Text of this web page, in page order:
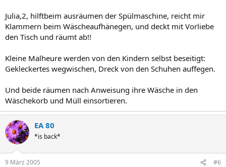
Julia,2, hilftbeim ausräumen der Spülmaschine, reicht mir
Klammern beim Wäscheaufhänegen, und deckt mit Vorliebe
den Tisch und räumt ab!!
Kleine Malheure werden von den Kindern selbst beseitigt:
Gekleckertes wegwischen, Dreck von den Schuhen auffegen.
Und beide räumen nach Anweisung ihre Wäsche in den
Wäschekorb und Müll einsortieren.
EA 80
*is back*
9 März 2005 #6